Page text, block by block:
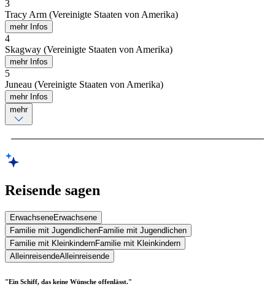
3
Tracy Arm (Vereinigte Staaten von Amerika)
mehr Infos
4
Skagway (Vereinigte Staaten von Amerika)
mehr Infos
5
Juneau (Vereinigte Staaten von Amerika)
mehr Infos
mehr
Reisende sagen
ErwachseneErwachsene
Familie mit JugendlichenFamilie mit Jugendlichen
Familie mit KleinkindernFamilie mit Kleinkindern
AlleinreisendeAlleinreisende
"Ein Schiff, das keine Wünsche offenlässt."